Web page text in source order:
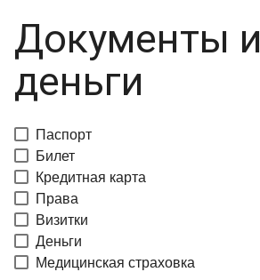
Документы и
деньги
Паспорт
Билет
Кредитная карта
Права
Визитки
Деньги
Медицинская страховка